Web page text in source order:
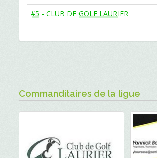
#5 - CLUB DE GOLF LAURIER
Commanditaires de la ligue